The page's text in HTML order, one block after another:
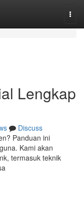
Lengkap
Discuss
Panduan ini
Kami akan
termasuk teknik